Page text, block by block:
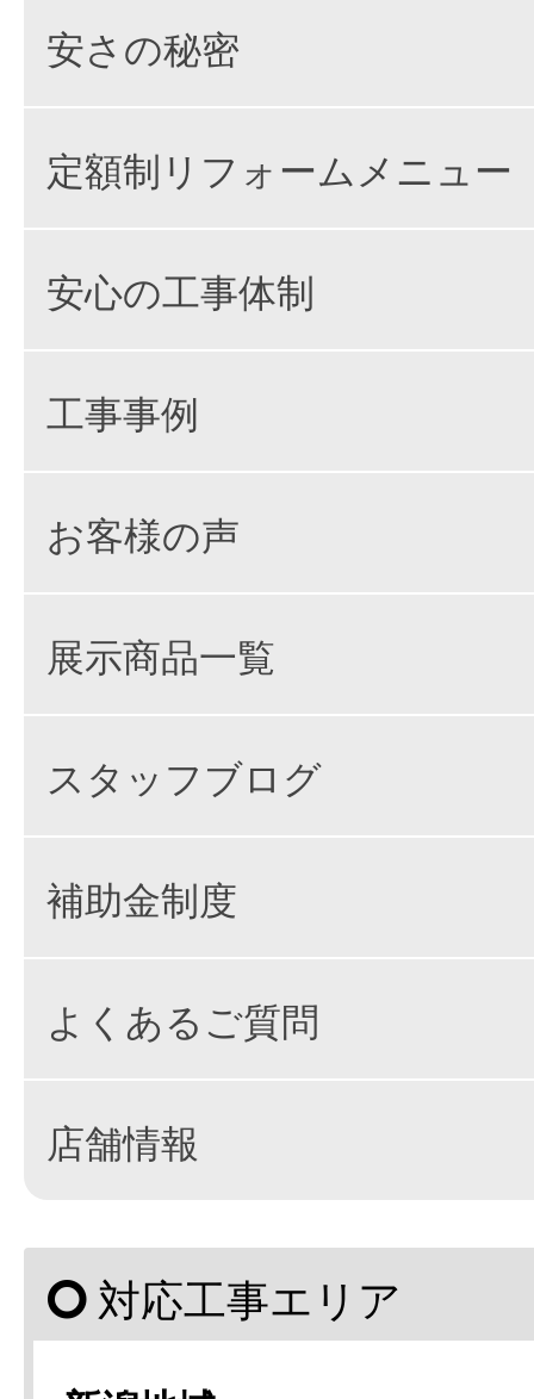
安さの秘密
定額制リフォームメニュー
安心の工事体制
工事事例
お客様の声
展示商品一覧
スタッフブログ
補助金制度
よくあるご質問
店舗情報
対応工事エリア